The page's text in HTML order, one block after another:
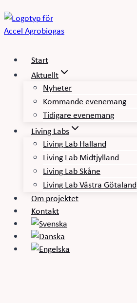
Skip
to
content
Start
Aktuellt
Nyheter
Kommande evenemang
Tidigare evenemang
Living Labs
Living Lab Halland
Living Lab Midtjylland
Living Lab Skåne
Living Lab Västra Götaland
Om projektet
Kontakt